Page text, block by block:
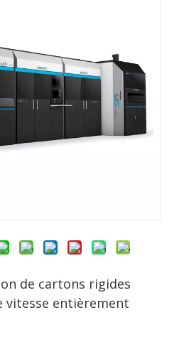
de cartons rigides
vitesse entièrement